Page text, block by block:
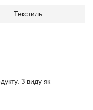
Текстиль
З виду як